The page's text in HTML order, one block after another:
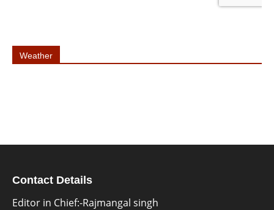
Weather
Contact Details
Editor in Chief:-Rajmangal singh